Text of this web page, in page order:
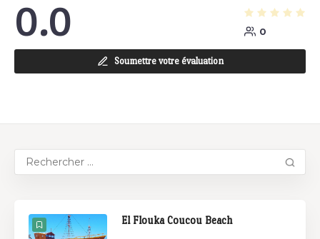
0.0 0
Soumettre votre évaluation
El Flouka Coucou Beach